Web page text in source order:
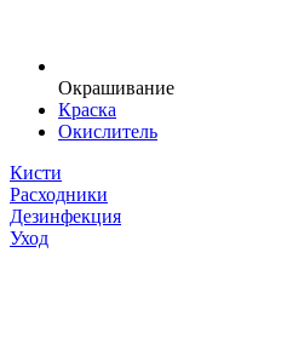
Окрашивание
Краска
Окислитель
Кисти
Расходники
Дезинфекция
Уход